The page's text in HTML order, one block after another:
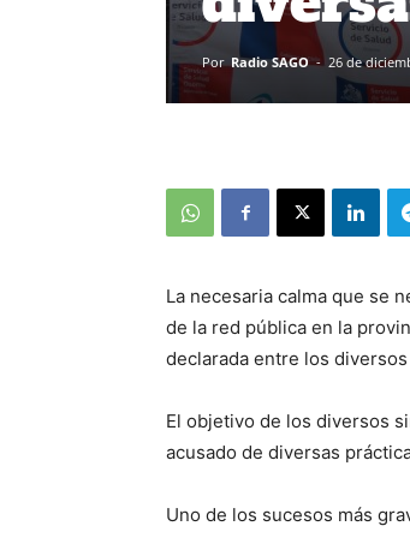
Por Radio SAGO - 26 de
La necesaria calma que se
de la red pública en la
declarada entre los
El objetivo de los diversos
acusado de diversas
Uno de los sucesos más